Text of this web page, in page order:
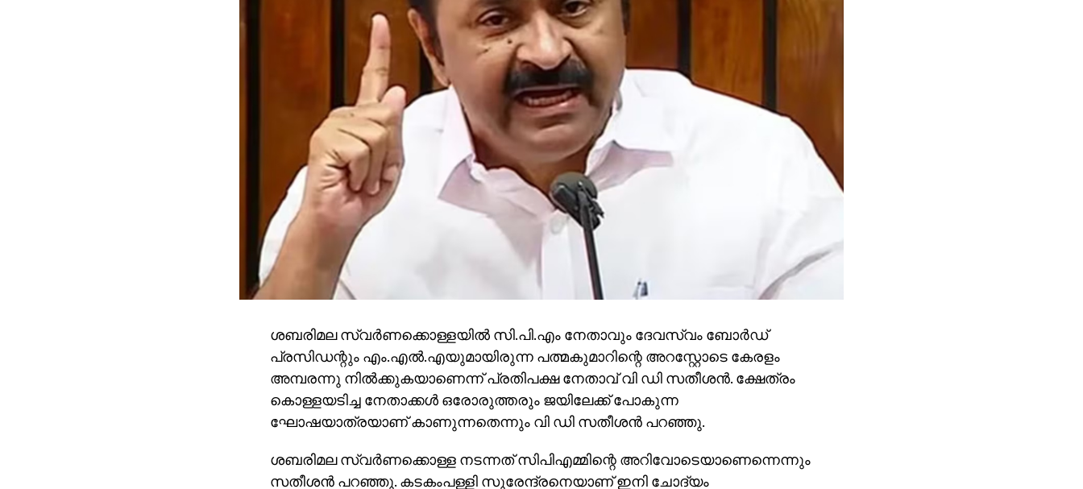
ശബരിമല സ്വര്‍ണക്കൊള്ളയില്‍ സി.പി.എം നേതാവും ദേവസ്വം ബോര്‍ഡ്
പ്രസിഡന്റും എം.എല്‍.എയുമായിരുന്ന പത്മകുമാറിന്റെ അറസ്റ്റോടെ കേരളം
അമ്പരന്നു നില്‍ക്കുകയാണെന്ന് പ്രതിപക്ഷ നേതാവ് വി ഡി സതീശന്‍. ക്ഷേത്രം
കൊള്ളയടിച്ച നേതാക്കള്‍ ഒരോരുത്തരും ജയിലേക്ക് പോകുന്ന
ഘോഷയാത്രയാണ് കാണുന്നതെന്നും വി ഡി സതീശന്‍ പറഞ്ഞു.
ശബരിമല സ്വര്‍ണക്കൊള്ള നടന്നത് സിപിഎമ്മിന്റെ അറിവോടെയാണെന്നെന്നും
സതീശന്‍ പറഞ്ഞു. കടകംപള്ളി സുരേന്ദ്രനെയാണ് ഇനി ചോദ്യം